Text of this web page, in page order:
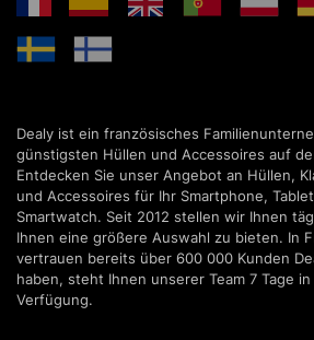
Dealy ist ein französisches
günstigsten Hüllen und Accessoires auf
Entdecken Sie unser Angebot an Hüllen,
und Accessoires für Ihr Smartphone,
Smartwatch. Seit 2012 stellen wir Ihnen
Ihnen eine größere Auswahl zu bieten. In
vertrauen bereits über 600 000 Kunden
haben, steht Ihnen unserer Team 7 Tage
Verfügung.